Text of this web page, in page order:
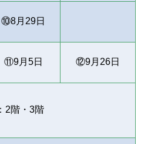
⑩8月29日
⑪9月5日 ⑫9月26日
2階・3階